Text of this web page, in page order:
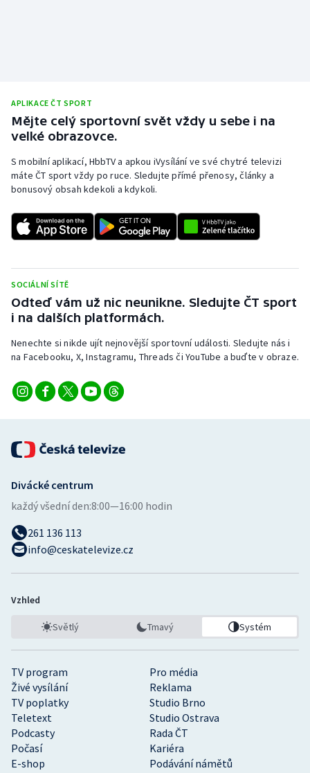
APLIKACE ČT SPORT
Mějte celý sportovní svět vždy u sebe i na
velké obrazovce.
S mobilní aplikací, HbbTV a apkou iVysílání ve své chytré televizi
máte ČT sport vždy po ruce. Sledujte přímé přenosy, články a
bonusový obsah kdekoli a kdykoli.
SOCIÁLNÍ SÍTĚ
Odteď vám už nic neunikne. Sledujte ČT sport
i na dalších platformách.
Nenechte si nikde ujít nejnovější sportovní události. Sledujte nás i
na Facebooku, X, Instagramu, Threads či YouTube a buďte v obraze.
TV program
Pro média
Živé vysílání
Reklama
TV poplatky
Studio Brno
Teletext
Studio Ostrava
Podcasty
Rada ČT
Počasí
Kariéra
E-shop
Podávání námětů
Divácké centrum
každý všední den:8:00—16:00 hodin
261 136 113
info@ceskatelevize.cz
Vzhled
Světlý Tmavý Systém